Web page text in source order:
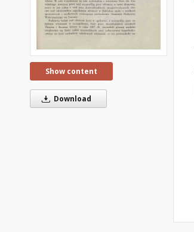
Show content
Download